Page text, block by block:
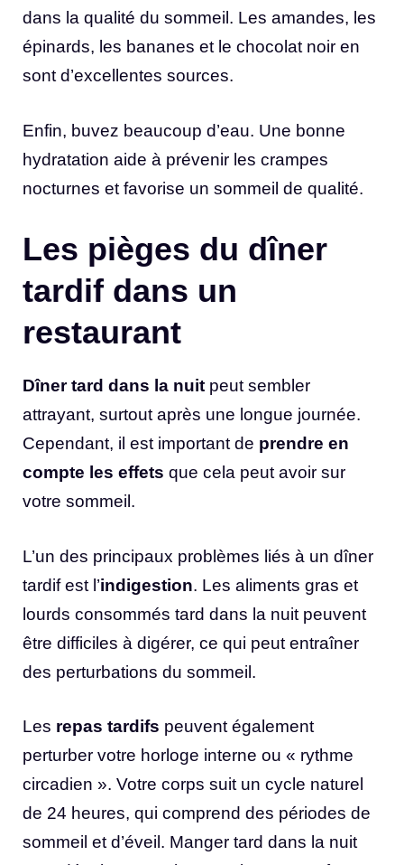
dans la qualité du sommeil. Les amandes, les
épinards, les bananes et le chocolat noir en
sont d’excellentes sources.
Enfin, buvez beaucoup d’eau. Une bonne
hydratation aide à prévenir les crampes
nocturnes et favorise un sommeil de qualité.
Les pièges du dîner
tardif dans un
restaurant
Dîner tard dans la nuit peut sembler
attrayant, surtout après une longue journée.
Cependant, il est important de prendre en
compte les effets que cela peut avoir sur
votre sommeil.
L’un des principaux problèmes liés à un dîner
tardif est l’indigestion. Les aliments gras et
lourds consommés tard dans la nuit peuvent
être difficiles à digérer, ce qui peut entraîner
des perturbations du sommeil.
Les repas tardifs peuvent également
perturber votre horloge interne ou « rythme
circadien ». Votre corps suit un cycle naturel
de 24 heures, qui comprend des périodes de
sommeil et d’éveil. Manger tard dans la nuit